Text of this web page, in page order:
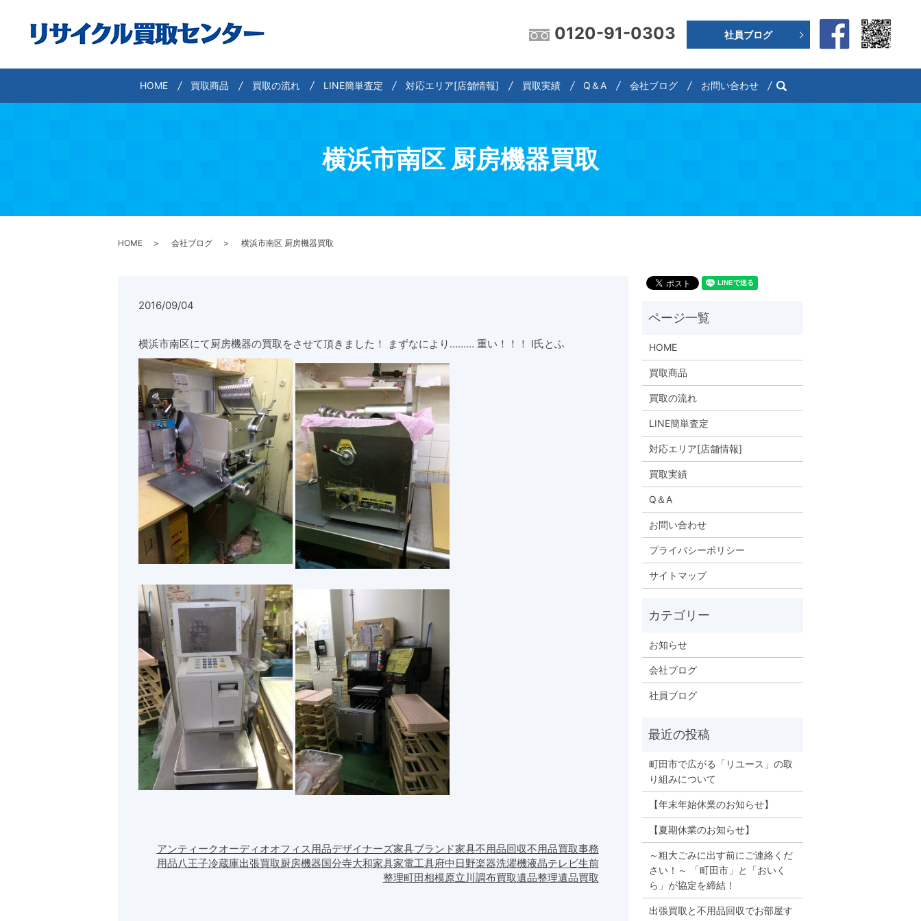
0120-91-0303
HOME 買取商品 買取の流れ LINE簡単査定 対応エリア[店舗情報] 買取実績 Q＆A 会社ブログ
社員ブログ
お問い合わせ search
横浜市南区 厨房機器買取
HOME 会社ブログ 横浜市南区 厨房機器買取
2016/09/04
横浜市南区にて厨房機器の買取をさせて頂きました！ まずなにより……… 重い！！！ I氏とふ
アンティークオーディオオフィス用品デザイナーズ家具ブランド家具不用品回収不用品買取事務
用品八王子冷蔵庫出張買取厨房機器国分寺大和家具家電工具府中 日野楽器洗濯機液晶テレビ生前
整理町田相模原立川調布買取遺品整理遺品買取
HOME
買取商品
買取の流れ
LINE簡単査定
対応エリア[店舗情報]
買取実績
Q＆A
お問い合わせ
プライバシーポリシー
サイトマップ
お知らせ
会社ブログ
社員ブログ
町田市で広がる「リユース」の取
り組みについて
【年末年始休業のお知らせ】
【夏期休業のお知らせ】
～粗大ごみに出す前にご連絡くだ
さい！～ 「町田市」と「おいく
ら」が協定を締結！
出張買取と不用品回収でお部屋す